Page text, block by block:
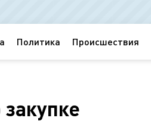
Политика Происшествия